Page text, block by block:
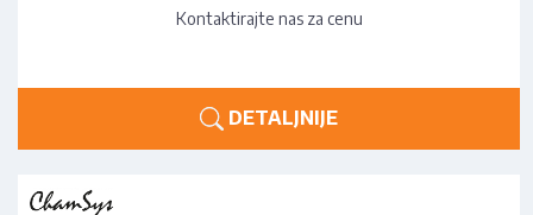
Kontaktirajte nas za cenu
DETALJNIJE